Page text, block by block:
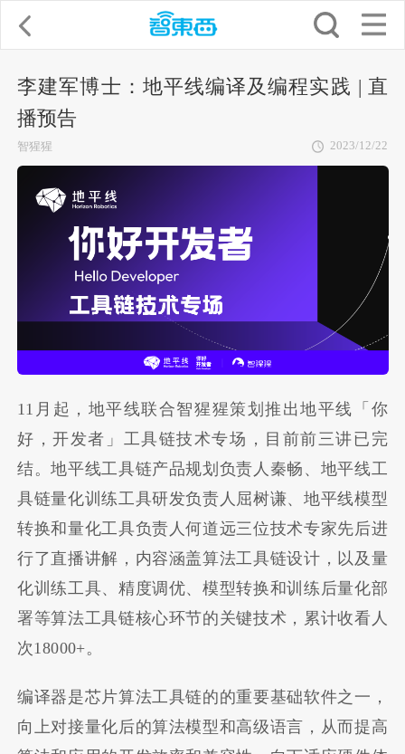
李建军博士：地平线编译及编程实践 | 直
播预告
智猩猩 2023/12/22
11月起，地平线联合智猩猩策划推出地平线「你
好，开发者」工具链技术专场，目前前三讲已完
结。地平线工具链产品规划负责人秦畅、地平线工
具链量化训练工具研发负责人屈树谦、地平线模型
转换和量化工具负责人何道远三位技术专家先后进
行了直播讲解，内容涵盖算法工具链设计，以及量
化训练工具、精度调优、模型转换和训练后量化部
署等算法工具链核心环节的关键技术，累计收看人
次18000+。
编译器是芯片算法工具链的的重要基础软件之一，
向上对接量化后的算法模型和高级语言，从而提高